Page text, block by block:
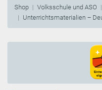
Shop Volksschule und ASO
Unterrichtsmaterialien –